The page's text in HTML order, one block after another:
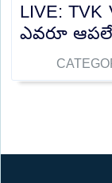
LIVE:
ఎవరూ